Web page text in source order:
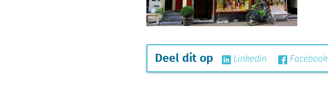
Deel dit op Linkedin Facebook